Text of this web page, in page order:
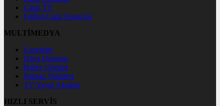
Canlı TV
Futbol Canlı Sonuçlar
MULTİMEDYA
Gazeteler
Hava Durumu
Haber Gönder
Namaz Vakitleri
TV Yayın Akışları
HIZLI SERVİS